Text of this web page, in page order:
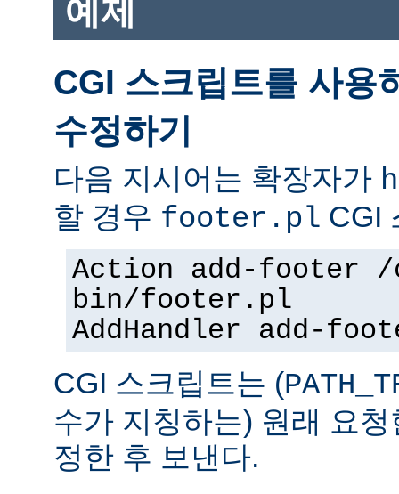
예제
CGI 스크립트를 사용
수정하기
다음 지시어는 확장자가
할 경우 footer.pl CGI
Action add-footer
bin/footer.pl
AddHandler add-
CGI 스크립트는 (
수가 지칭하는) 원래 요
정한 후 보낸다.